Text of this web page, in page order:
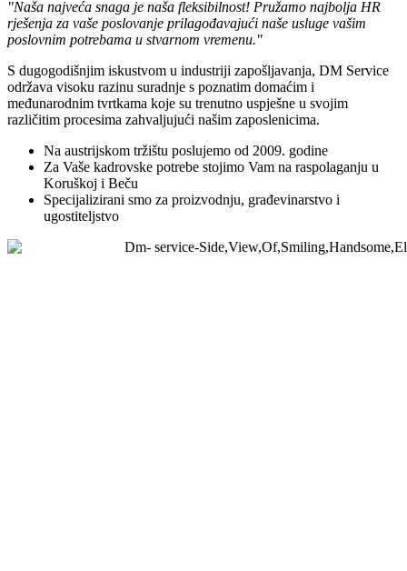
"Naša najveća snaga je naša fleksibilnost! Pružamo najbolja HR
rješenja za vaše poslovanje prilagođavajući naše usluge vašim
poslovnim potrebama u stvarnom vremenu."
S dugogodišnjim iskustvom u industriji zapošljavanja, DM Service
održava visoku razinu suradnje s poznatim domaćim i
međunarodnim tvrtkama koje su trenutno uspješne u svojim
različitim procesima zahvaljujući našim zaposlenicima.
Na austrijskom tržištu poslujemo od 2009. godine
Za Vaše kadrovske potrebe stojimo Vam na raspolaganju u
Koruškoj i Beču
Specijalizirani smo za proizvodnju, građevinarstvo i
ugostiteljstvo